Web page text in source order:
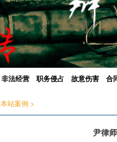
非法经营 职务侵占 故意伤害 合
本站案例 >
尹律